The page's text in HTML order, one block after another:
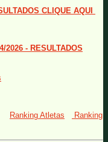
CLIQUE AQUI
2026 - RESULTADOS
Ranking Atletas
Ranking